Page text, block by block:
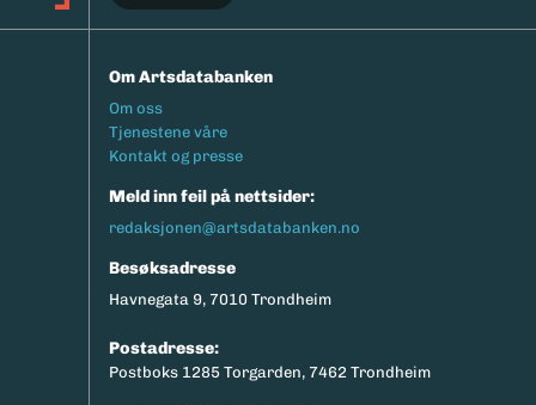
Om Artsdatabanken
Footermeny
Om oss
Tjenestene våre
Kontakt og presse
Meld inn feil på nettsider:
redaksjonen@artsdatabanken.no
Besøksadresse
Havnegata 9, 7010 Trondheim
Postadresse:
Postboks 1285 Torgarden, 7462 Trondheim